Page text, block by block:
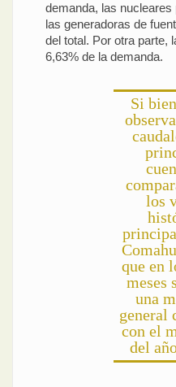
demanda, las
las generadoras de
del total. Por otra parte,
6,63% de la demanda.
Si
los
que en
meses
una
general
con el
del